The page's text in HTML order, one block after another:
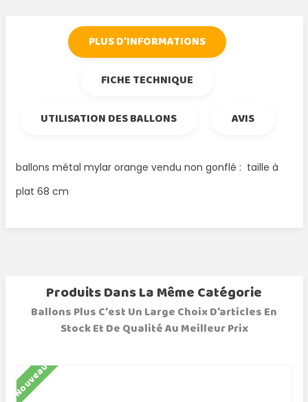
PLUS D'INFORMATIONS
FICHE TECHNIQUE
UTILISATION DES BALLONS
AVIS
ballons métal mylar orange vendu non gonflé : taille à
plat 68 cm
Produits Dans La Même Catégorie
Ballons Plus C'est Un Large Choix D'articles En
Stock Et De Qualité Au Meilleur Prix
Nouveau